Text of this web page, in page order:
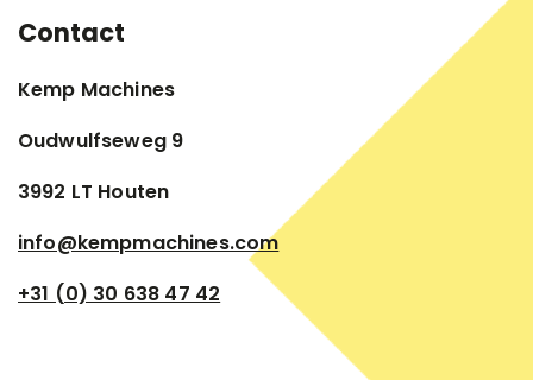
Contact
Kemp Machines
Oudwulfseweg 9
3992 LT Houten
info@kempmachines.com
+31 (0) 30 638 47 42